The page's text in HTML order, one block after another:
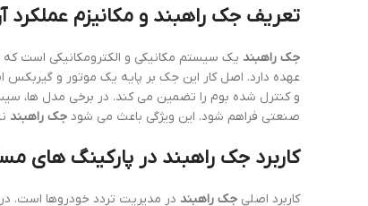
تعریف جک راهبند و مکانیزم عملکرد
جک راهبند یک سیستم مکانیکی و الکترومکانیکی است
عهده دارد. اصل کار این جک بر پایه یک موتور و گیربکس
و کنترل شده بوم را تضمین می کند. در برخی مدل ها،
صنعتی فراهم شود. این ویژگی باعث می شود جک راهبند
کاربرد جک راهبند در پارکینگ های
کاربرد اصلی جک راهبند در مدیریت تردد خودروها است.